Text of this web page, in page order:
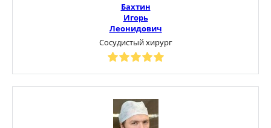
Бахтин
Игорь
Леонидович
Сосудистый хирург